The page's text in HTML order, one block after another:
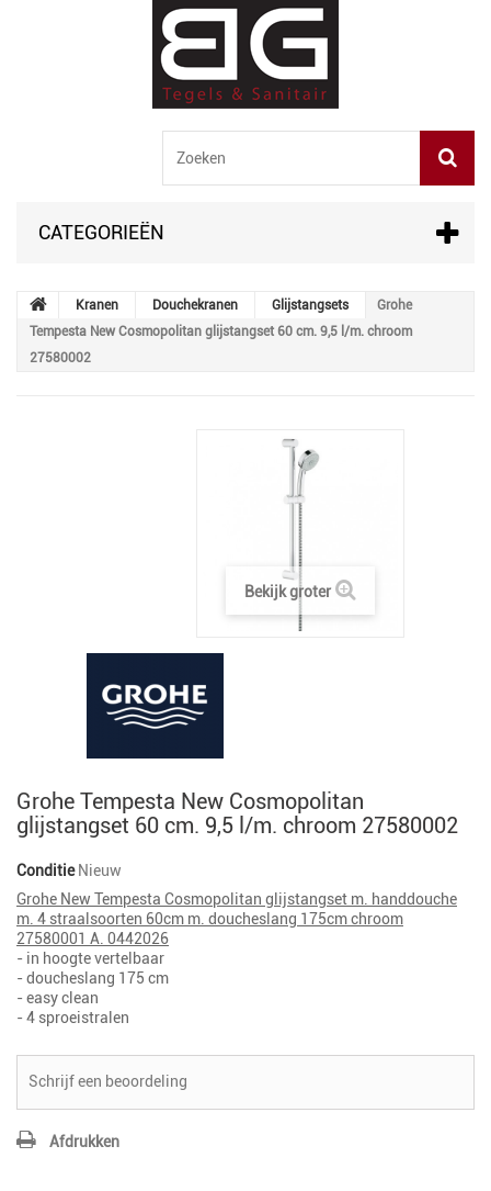
CATEGORIEËN
Kranen Douchekranen Glijstangsets
Grohe
Tempesta New Cosmopolitan glijstangset 60 cm. 9,5 l/m. chroom
27580002
Bekijk groter
Grohe Tempesta New Cosmopolitan
glijstangset 60 cm. 9,5 l/m. chroom 27580002
Conditie Nieuw
Grohe New Tempesta Cosmopolitan glijstangset m. handdouche
m. 4 straalsoorten 60cm m. doucheslang 175cm chroom
27580001 A. 0442026
- in hoogte vertelbaar
- doucheslang 175 cm
- easy clean
- 4 sproeistralen
Schrijf een beoordeling
Afdrukken